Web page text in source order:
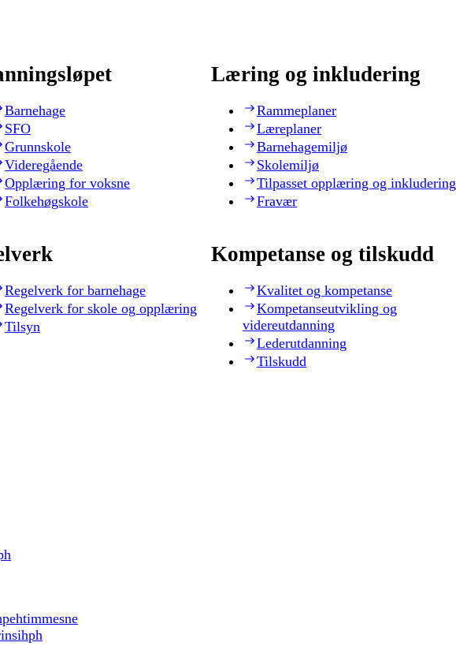
Barnehage
SFO
Grunnskole
Videregående
Opplæring for voksne
Folkehøgskole
Læring og inkludering
Rammeplaner
Læreplaner
Barnehagemiljø
Skolemiljø
Tilpasset opplæring og inkludering
Fravær
Regelverk for barnehage
Regelverk for skole og opplæring
Tilsyn
Kompetanse og tilskudd
Kvalitet og kompetanse
Kompetanseutvikling og
videreutdanning
Lederutdanning
Tilskudd